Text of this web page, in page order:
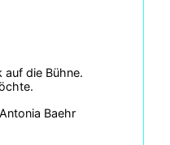
auf die Bühne.
Baehr